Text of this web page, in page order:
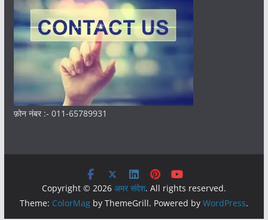
फ़ोन नंबर :- 011-65789931
Copyright © 2026 अमर संदेश. All rights reserved.
Theme: ColorMagby ThemeGrill. Powered by WordPress.